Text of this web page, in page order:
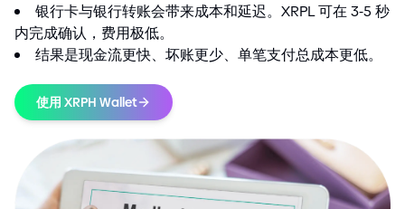
银行卡与银行转账会带来成本和延迟。XRPL 可在 3-5 秒
内完成确认，费用极低。
结果是现金流更快、坏账更少、单笔支付总成本更低。
使用 XRPH Wallet